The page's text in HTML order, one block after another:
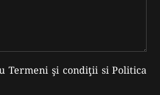
Termeni şi condiţiisiPolitica